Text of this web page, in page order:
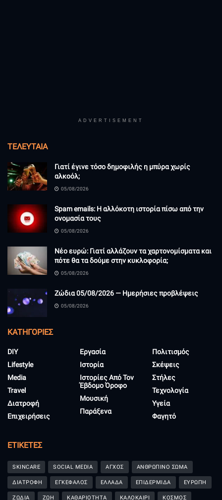
ADVERTISEMENT
ΤΕΛΕΥΤΑΊΑ
Γιατί έγινε τόσο δημοφιλής η μπύρα χωρίς
αλκοόλ;
05/08/2026
Spam emails: Η αλλόκοτη ιστορία πίσω από την
ονομασία τους
05/08/2026
Νέο ευρώ: Γιατί αλλάζουν τα χαρτονομίσματα και
πότε θα τα δούμε στην κυκλοφορία;
05/08/2026
Ζώδια 05/08/2026 — Ημερήσιες προβλέψεις
05/08/2026
KΑΤΗΓΟΡΊΕΣ
DIY
Lifestyle
Media
Travel
Διατροφή
Επιχειρήσεις
Εργασία
Ιστορία
Ιστορίες Από Τον
Έβδομο Όροφο
Μουσική
Παράξενα
Πολιτισμός
Σκέψεις
Στήλες
Τεχνολογία
Υγεία
Φαγητό
ΕΤΙΚΈΤΕΣ
SKINCARE SOCIAL MEDIA ΑΓΧΟΣ ΑΝΘΡΩΠΙΝΟ ΣΩΜΑ
ΔΙΑΤΡΟΦΗ ΕΓΚΕΦΑΛΟΣ ΕΛΛΑΔΑ ΕΠΙΔΕΡΜΙΔΑ ΕΥΡΩΠΗ
ΖΩΔΙΑ ΖΩΗ ΚΑΘΑΡΙΟΤΗΤΑ ΚΑΛΟΚΑΙΡΙ ΚΟΣΜΟΣ